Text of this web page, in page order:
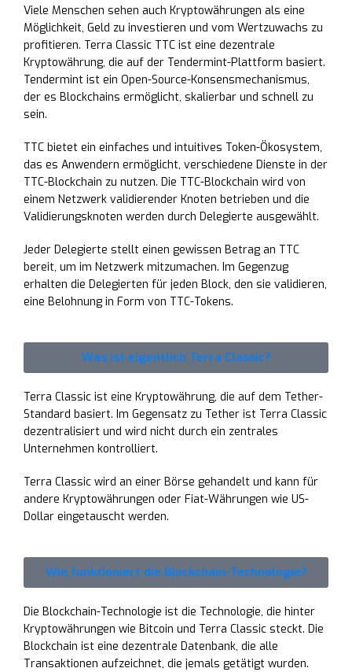
Viele Menschen sehen auch Kryptowährungen als eine
Möglichkeit, Geld zu investieren und vom Wertzuwachs zu
profitieren. Terra Classic TTC ist eine dezentrale
Kryptowährung, die auf der Tendermint-Plattform basiert.
Tendermint ist ein Open-Source-Konsensmechanismus,
der es Blockchains ermöglicht, skalierbar und schnell zu
sein.
TTC bietet ein einfaches und intuitives Token-Ökosystem,
das es Anwendern ermöglicht, verschiedene Dienste in der
TTC-Blockchain zu nutzen. Die TTC-Blockchain wird von
einem Netzwerk validierender Knoten betrieben und die
Validierungsknoten werden durch Delegierte ausgewählt.
Jeder Delegierte stellt einen gewissen Betrag an TTC
bereit, um im Netzwerk mitzumachen. Im Gegenzug
erhalten die Delegierten für jeden Block, den sie validieren,
eine Belohnung in Form von TTC-Tokens.
Was ist eigentlich Terra Classic?
Terra Classic ist eine Kryptowährung, die auf dem Tether-
Standard basiert. Im Gegensatz zu Tether ist Terra Classic
dezentralisiert und wird nicht durch ein zentrales
Unternehmen kontrolliert.
Terra Classic wird an einer Börse gehandelt und kann für
andere Kryptowährungen oder Fiat-Währungen wie US-
Dollar eingetauscht werden.
Wie funktioniert die Blockchain-Technologie?
Die Blockchain-Technologie ist die Technologie, die hinter
Kryptowährungen wie Bitcoin und Terra Classic steckt. Die
Blockchain ist eine dezentrale Datenbank, die alle
Transaktionen aufzeichnet, die jemals getätigt wurden.